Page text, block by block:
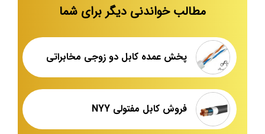
مطالب خواندنی دیگر برای شما
پخش عمده کابل دو زوجی مخابراتی
فروش کابل مفتولی NYY